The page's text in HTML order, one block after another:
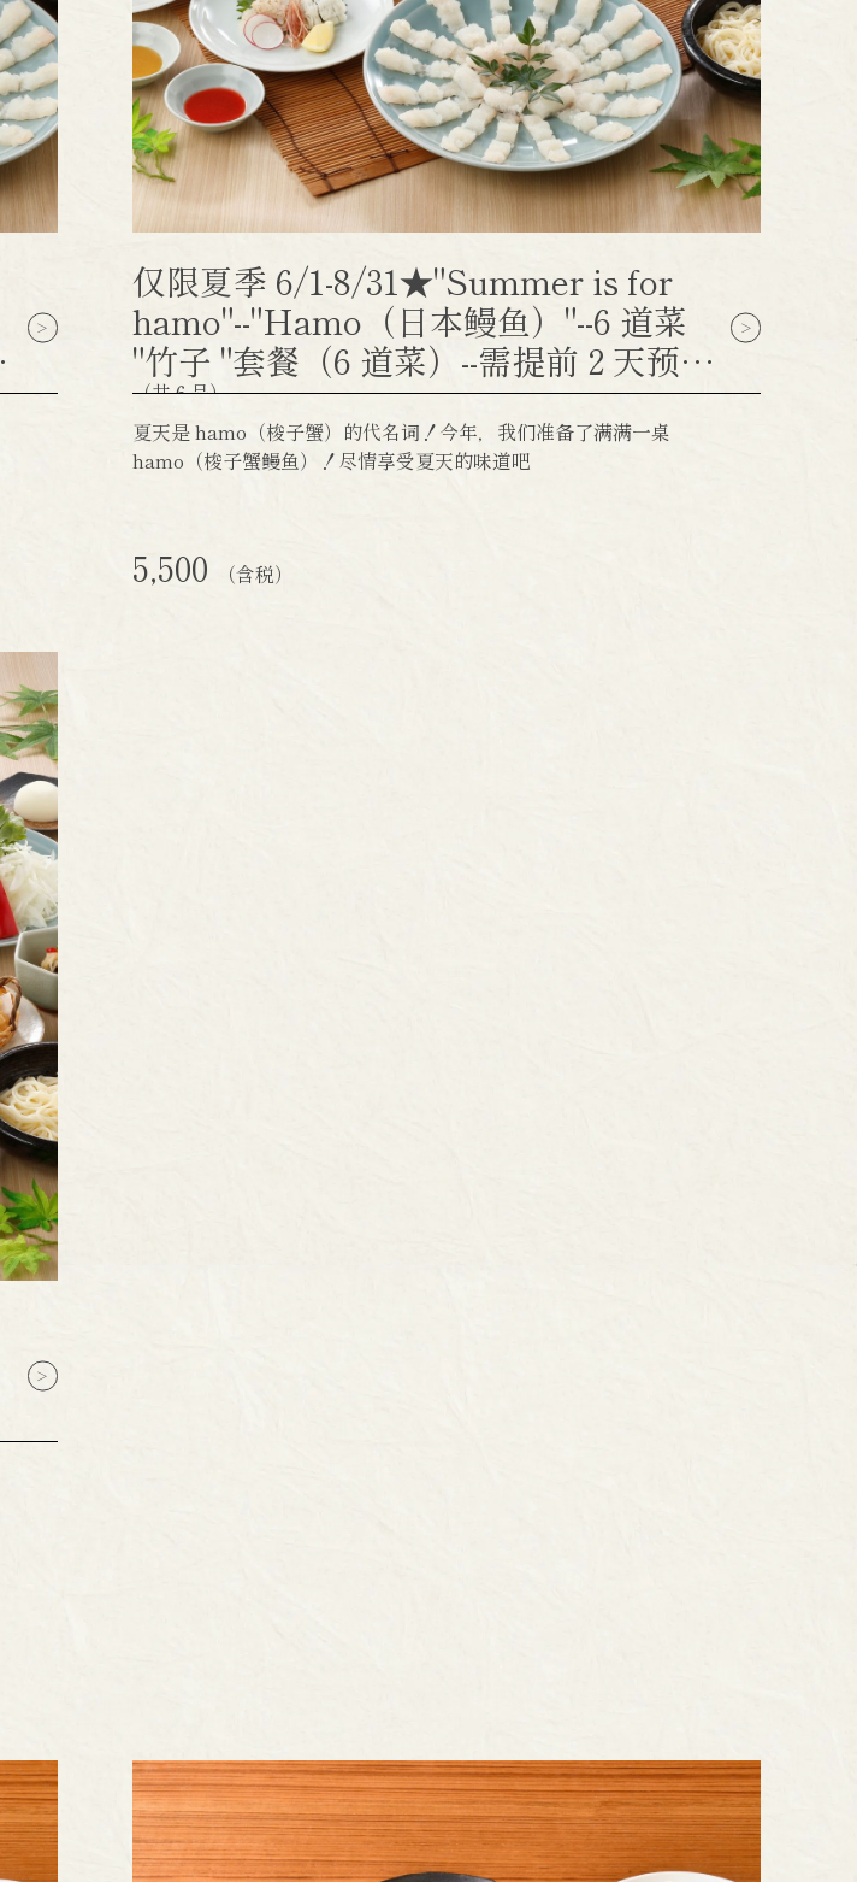
仅限夏季 6/1-8/31★"Summer is for
hamo"--"Hamo（日本鳗鱼）"--6 道菜
"竹子 "套餐（6 道菜）--需提前 2 天预订
（共６品）
夏天是 hamo（梭子蟹）的代名词！今年，我们准备了满满一桌
hamo（梭子蟹鳗鱼）！尽情享受夏天的味道吧
5,500 （含税）